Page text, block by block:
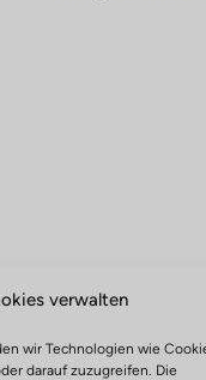
verwalten
wir Technologien wie
darauf zuzugreifen. Die